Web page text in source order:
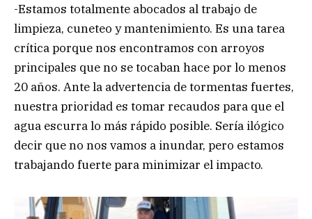
-Estamos totalmente abocados al trabajo de
limpieza, cuneteo y mantenimiento. Es una tarea
crítica porque nos encontramos con arroyos
principales que no se tocaban hace por lo menos
20 años. Ante la advertencia de tormentas fuertes,
nuestra prioridad es tomar recaudos para que el
agua escurra lo más rápido posible. Sería ilógico
decir que no nos vamos a inundar, pero estamos
trabajando fuerte para minimizar el impacto.